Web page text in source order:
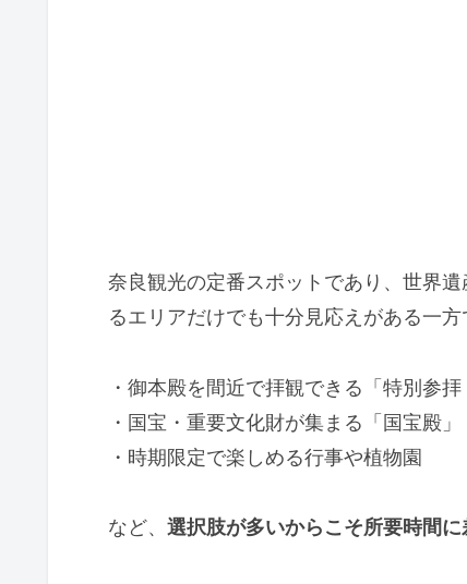
奈良観光の定番スポットであり、世界
るエリアだけでも十分見応えがある一方
・御本殿を間近で拝観できる「特別参拝
・国宝・重要文化財が集まる「国宝殿」
・時期限定で楽しめる行事や植物園
など、 選択肢が多いからこそ所要時間